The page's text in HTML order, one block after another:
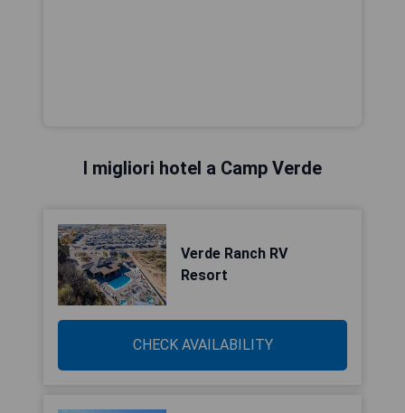
I migliori hotel a Camp Verde
Verde Ranch RV
Resort
CHECK AVAILABILITY